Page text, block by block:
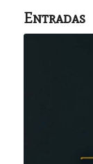
Entradas